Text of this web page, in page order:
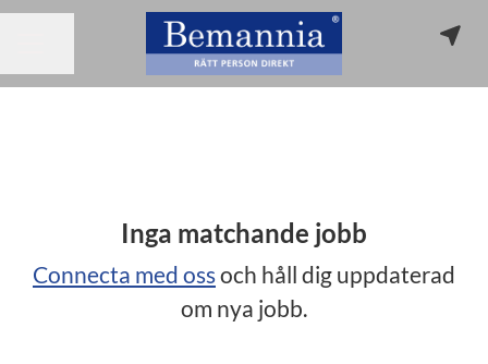
Inga matchande jobb
Connecta med ossoch håll dig uppdaterad
om nya jobb.